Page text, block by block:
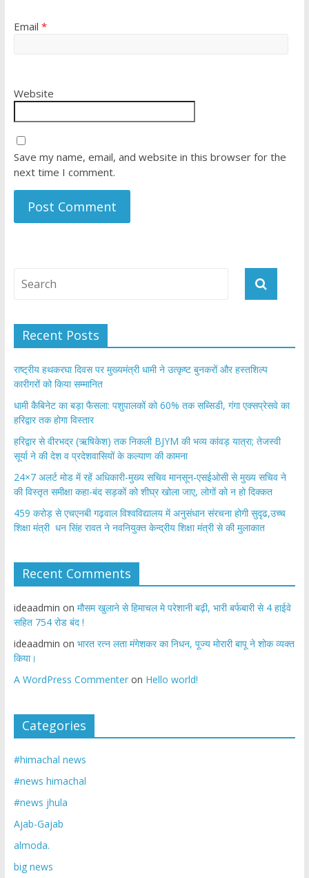
Email *
Website
Save my name, email, and website in this browser for the
next time I comment.
Recent Posts
राष्ट्रीय हथकरघा दिवस पर मुख्यमंत्री धामी ने उत्कृष्ट बुनकरों और हस्तशिल्प
कारीगरों को किया सम्मानित
​धामी कैबिनेट का बड़ा फैसला: पशुपालकों को 60% तक सब्सिडी, गंगा एक्सप्रेसवे का
हरिद्वार तक होगा विस्तार
​हरिद्वार से वीरभद्र (ऋषिकेश) तक निकली BJYM की भव्य कांवड़ यात्रा; तेजस्वी
सूर्या ने की देश व प्रदेशवासियों के कल्याण की कामना
24×7 अलर्ट मोड में रहें अधिकारी-मुख्य सचिव मानसून-एसईओसी से मुख्य सचिव ने
की विस्तृत समीक्षा कहा-बंद सड़कों को शीघ्र खोला जाए, लोगों को न हो दिक्कत
459 करोड़ से एचएनबी गढ़वाल विश्वविद्यालय में अनुसंधान संरचना होगी सुदृढ,उच्च
शिक्षा मंत्री धन सिंह रावत ने नवनियुक्त केन्द्रीय शिक्षा मंत्री से की मुलाकात
Recent Comments
ideaadmin on मौसम खुलाने से हिमाचल मे परेशानी बढ़ी, भारी बर्फबारी से 4 हाईवे
सहित 754 रोड बंद !
ideaadmin on भारत रत्न लता मंगेशकर का निधन, पूज्य मोरारी बापू ने शोक व्यक्त
किया।
A WordPress Commenteron Hello world!
Categories
#himachal news
#news himachal
#news jhula
Ajab-Gajab
almoda.
big news